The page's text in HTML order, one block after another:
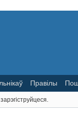
Правілы